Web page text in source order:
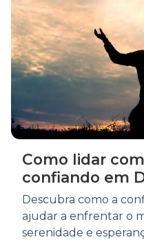
Como lidar
confiando em
Descubra como a
ajudar a enfrentar o
serenidade e